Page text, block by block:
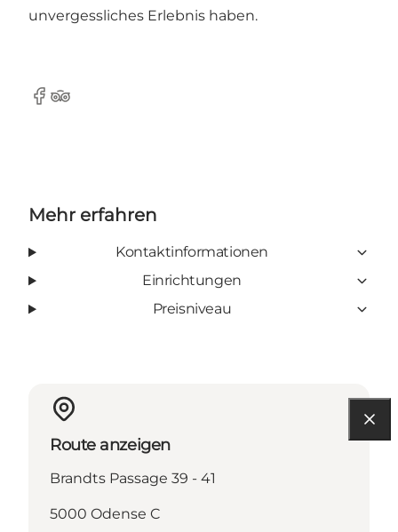
unvergessliches Erlebnis haben.
Facebook
Tripadvisor
Mehr erfahren
Kontaktinformationen
Einrichtungen
Preisniveau
Route anzeigen
Brandts Passage 39 - 41
5000 Odense C